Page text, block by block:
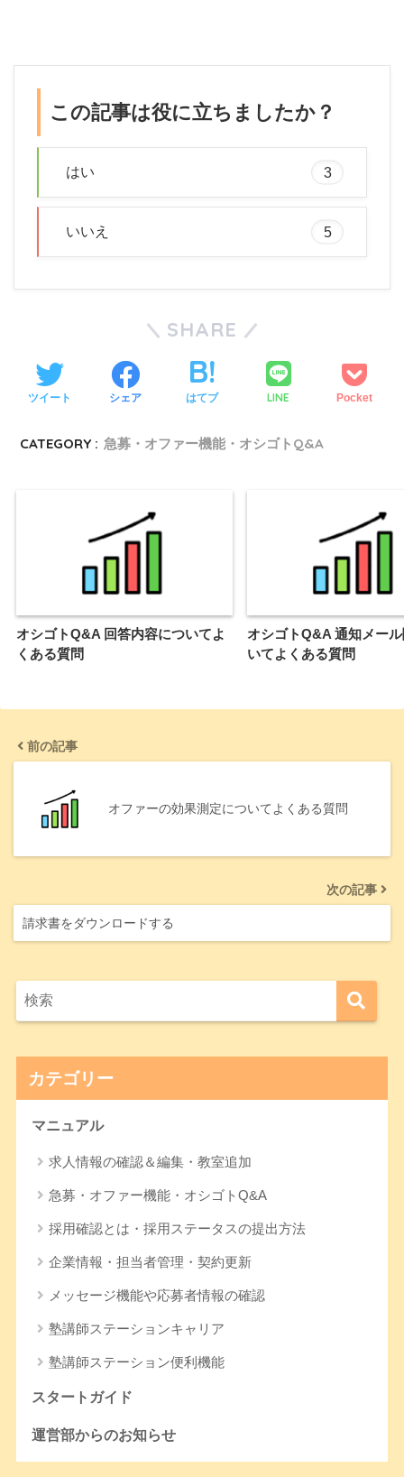
この記事は役に立ちましたか？
はい 3
いいえ 5
SHARE
ツイート シェア はてブ LINE Pocket
CATEGORY : 急募・オファー機能・オシゴトQ&A
オシゴトQ&A 回答内容についてよ
くある質問
オシゴトQ&A 通知メー
いてよくある質問
前の記事
オファーの効果測定についてよくある質問
次の記事
請求書をダウンロードする
カテゴリー
マニュアル
求人情報の確認＆編集・教室追加
急募・オファー機能・オシゴトQ&A
採用確認とは・採用ステータスの提出方法
企業情報・担当者管理・契約更新
メッセージ機能や応募者情報の確認
塾講師ステーションキャリア
塾講師ステーション便利機能
スタートガイド
運営部からのお知らせ